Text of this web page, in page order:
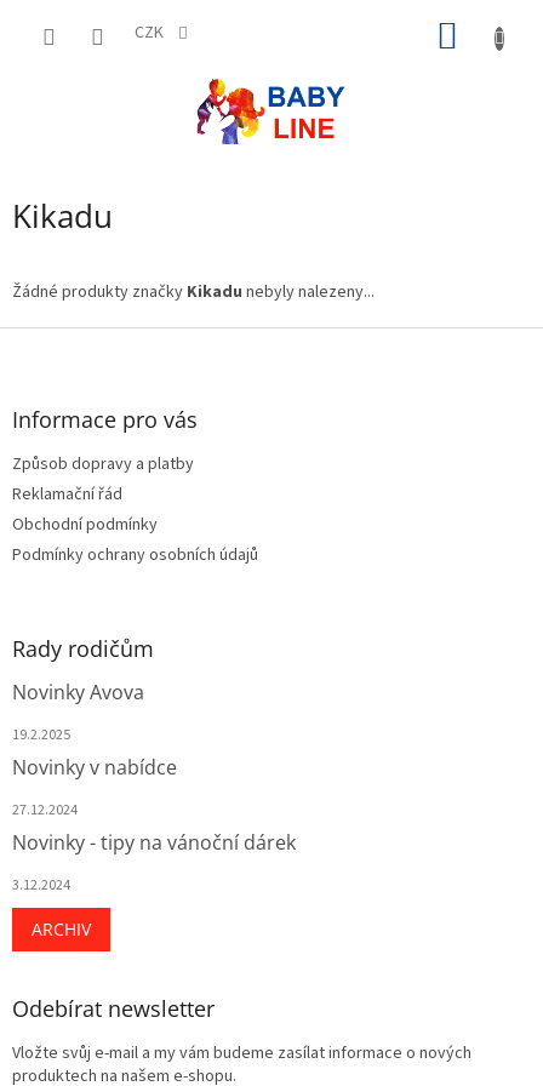
CZK
Kikadu
Žádné produkty značky Kikadu nebyly nalezeny...
Z
Informace pro vás
Způsob dopravy a platby
Reklamační řád
Obchodní podmínky
Podmínky ochrany osobních údajů
Rady rodičům
Novinky Avova
19.2.2025
Novinky v nabídce
27.12.2024
Novinky - tipy na vánoční dárek
3.12.2024
ARCHIV
Odebírat newsletter
Vložte svůj e-mail a my vám budeme zasílat informace o nových
produktech na našem e-shopu.